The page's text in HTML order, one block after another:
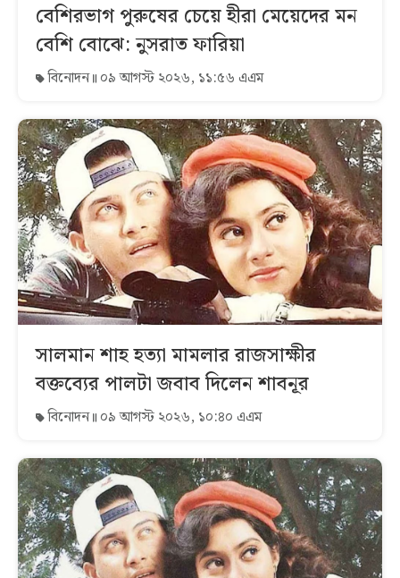
বেশিরভাগ পুরুষের চেয়ে হীরা মেয়েদের মন
বেশি বোঝে: নুসরাত ফারিয়া
বিনোদন ০৯ আগস্ট ২০২৬, ১১:৫৬ এএম
সালমান শাহ হত্যা মামলার রাজসাক্ষীর
বক্তব্যের পালটা জবাব দিলেন শাবনূর
বিনোদন ০৯ আগস্ট ২০২৬, ১০:৪০ এএম